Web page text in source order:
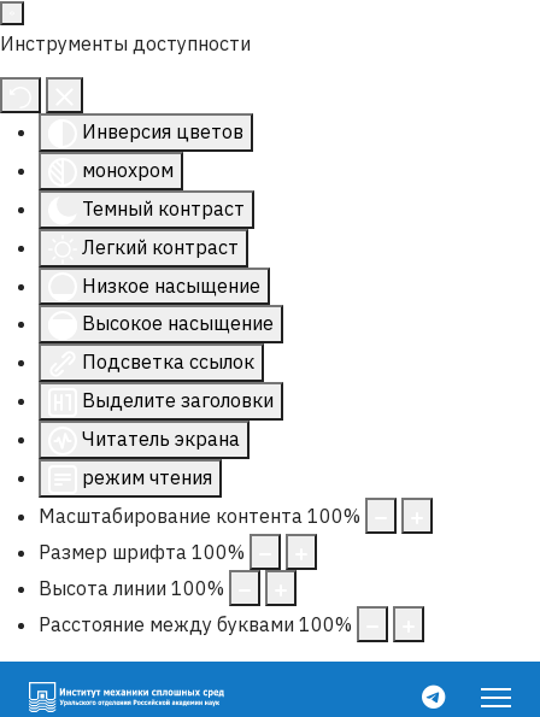
Инструменты доступности
Инверсия цветов
монохром
Темный контраст
Легкий контраст
Низкое насыщение
Высокое насыщение
Подсветка ссылок
Выделите заголовки
Читатель экрана
режим чтения
Масштабирование контента 100%
Размер шрифта 100%
Высота линии 100%
Расстояние между буквами 100%